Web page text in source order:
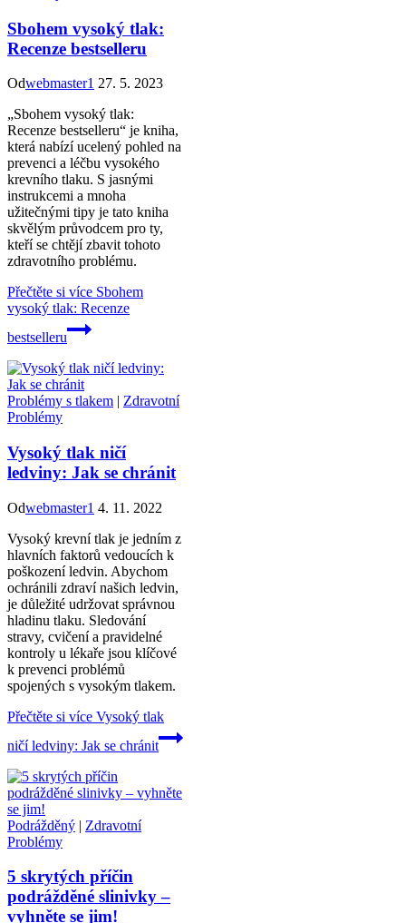
Sbohem vysoký tlak:
Recenze bestselleru
Odwebmaster1 27. 5. 2023
„Sbohem vysoký tlak:
Recenze bestselleru“ je kniha,
která nabízí ucelený pohled na
prevenci a léčbu vysokého
krevního tlaku. S jasnými
instrukcemi a mnoha
užitečnými tipy je tato kniha
skvělým průvodcem pro ty,
kteří se chtějí zbavit tohoto
zdravotního problému.
Přečtěte si více Sbohem
vysoký tlak: Recenze
bestselleru
Problémy s tlakem | Zdravotní
Problémy
Vysoký tlak ničí
ledviny: Jak se chránit
Odwebmaster1 4. 11. 2022
Vysoký krevní tlak je jedním z
hlavních faktorů vedoucích k
poškození ledvin. Abychom
ochránili zdraví našich ledvin,
je důležité udržovat správnou
hladinu tlaku. Sledování
stravy, cvičení a pravidelné
kontroly u lékaře jsou klíčové
k prevenci problémů
spojených s vysokým tlakem.
Přečtěte si více Vysoký tlak
ničí ledviny: Jak se chránit
Podrážděný | Zdravotní
Problémy
5 skrytých příčin
podrážděné slinivky –
vyhněte se jim!